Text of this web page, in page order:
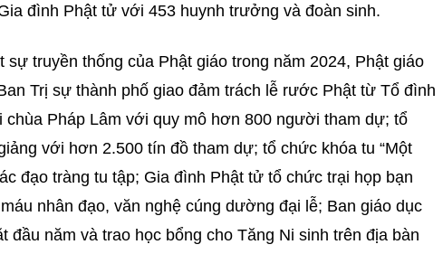
đình Phật tử với 453 huynh trưởng và đoàn sinh.
sự truyền thống của Phật giáo trong năm 2024, Phật giáo
Trị sự thành phố giao đảm trách lễ rước Phật từ Tổ đình
chùa Pháp Lâm với quy mô hơn 800 người tham dự; tổ
với hơn 2.500 tín đồ tham dự; tổ chức khóa tu “Một
đạo tràng tu tập; Gia đình Phật tử tổ chức trại họp bạn
nhân đạo, văn nghệ cúng dường đại lễ; Ban giáo dục
đầu năm và trao học bổng cho Tăng Ni sinh trên địa bàn